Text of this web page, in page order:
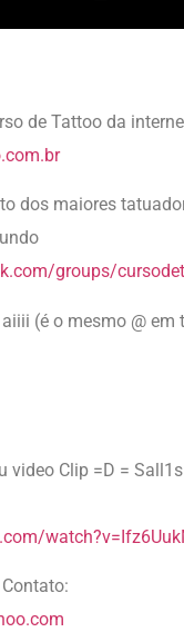
de Tattoo da
dos maiores
groups/
(é o mesmo @ em
video Clip =D =